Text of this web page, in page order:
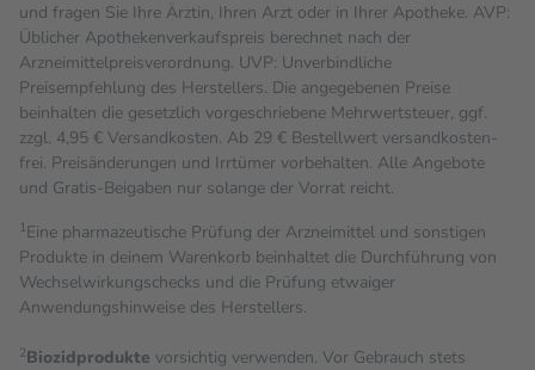
und fragen Sie Ihre Ärztin, Ihren Arzt oder in Ihrer Apotheke. AVP:
Üblicher Apothekenverkaufspreis berechnet nach der
Arzneimittelpreisverordnung. UVP: Unverbindliche
Preisempfehlung des Herstellers. Die angegebenen Preise
beinhalten die gesetzlich vorgeschriebene Mehrwertsteuer, ggf.
zzgl. 4,95 € Versandkosten. Ab 29 € Bestell­wert versand­kosten­
frei. Preisänderungen und Irrtümer vorbehalten. Alle Angebote
und Gratis-Beigaben nur solange der Vorrat reicht.
1Eine pharmazeutische Prüfung der Arzneimittel und sonstigen
Produkte in deinem Warenkorb beinhaltet die Durchführung von
Wechselwirkungschecks und die Prüfung etwaiger
Anwendungshinweise des Herstellers.
2Biozidprodukte vorsichtig verwenden. Vor Gebrauch stets